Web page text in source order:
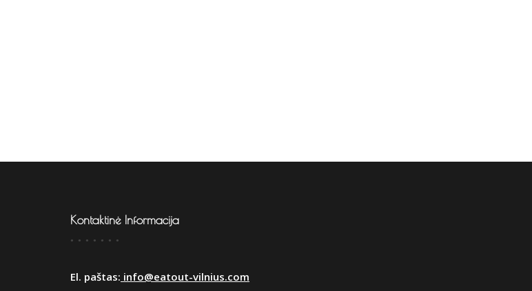
Kontaktinė Informacija
El. paštas: info@eatout-vilnius.com